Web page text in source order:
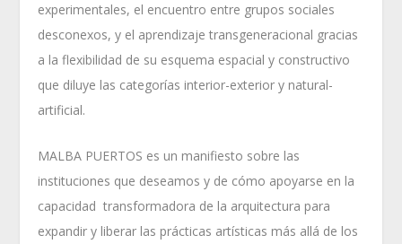
experimentales, el encuentro entre grupos sociales
desconexos, y el aprendizaje transgeneracional gracias
a la flexibilidad de su esquema espacial y constructivo
que diluye las categorías interior-exterior y natural-
artificial.
MALBA PUERTOS es un manifiesto sobre las
instituciones que deseamos y de cómo apoyarse en la
capacidad transformadora de la arquitectura para
expandir y liberar las prácticas artísticas más allá de los